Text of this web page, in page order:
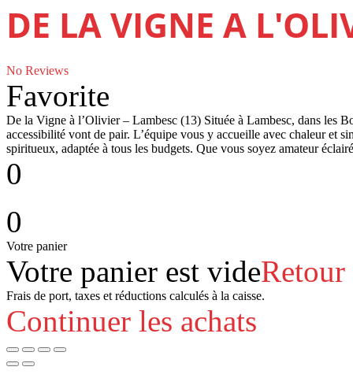
DE LA VIGNE A
No Reviews
Favorite
De la Vigne à l’Olivier – Lambesc (13) Située à Lambesc, dans les
accessibilité vont de pair. L’équipe vous y accueille avec chaleur et
spiritueux, adaptée à tous les budgets. Que vous soyez amateur
0
0
Votre panier
Votre panier est vide
Frais de port, taxes et réductions calculés à la caisse.
Continuer les achats